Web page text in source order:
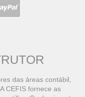
das áreas contábil,
CEFIS fornece as